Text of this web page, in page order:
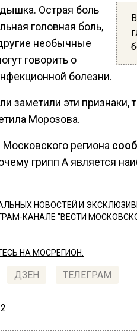
Острая боль
головная боль,
необычные
говорить о
болезни.
заметили эти признаки,
Морозова.
региона
грипп А является
НОВОСТЕЙ И
КАНАЛЕ "ВЕСТИ
НА МОСРЕГИОН:
ДЗЕН ТЕЛЕГРАМ